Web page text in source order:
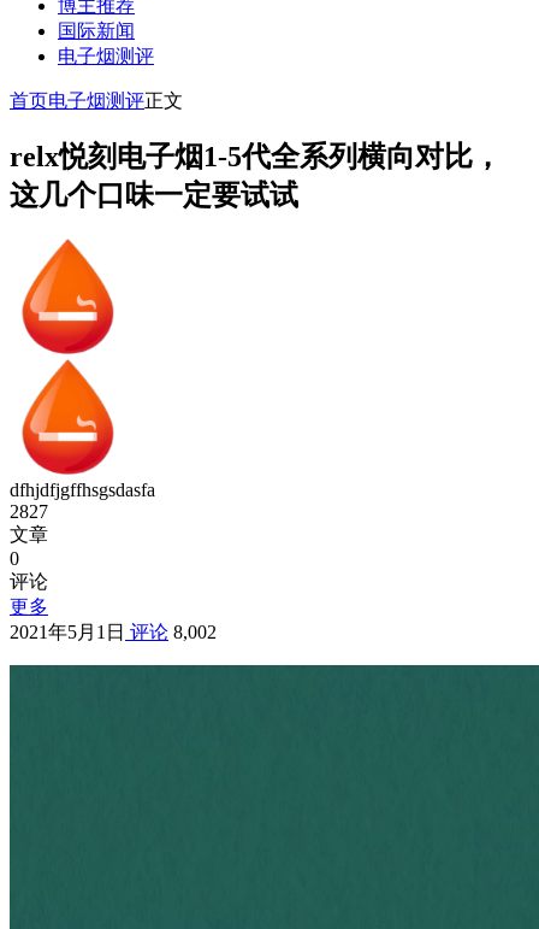
博主推荐
国际新闻
电子烟测评
首页电子烟测评正文
relx悦刻电子烟1-5代全系列横向对比，
这几个口味一定要试试
dfhjdfjgffhsgsdasfa
2827
文章
0
评论
更多
2021年5月1日 评论 8,002